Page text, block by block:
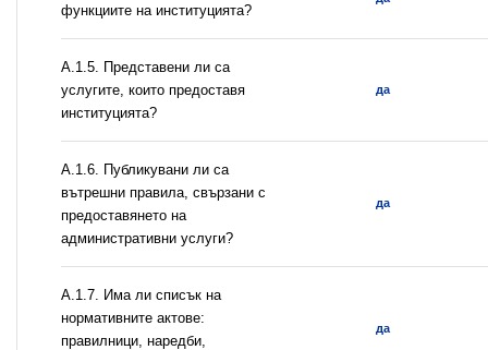
функциите на институцията?
А.1.5. Представени ли са
услугите, които предоставя
институцията?
да
А.1.6. Публикувани ли са
вътрешни правила, свързани с
предоставянето на
административни услуги?
да
А.1.7. Има ли списък на
нормативните актове:
правилници, наредби,
да